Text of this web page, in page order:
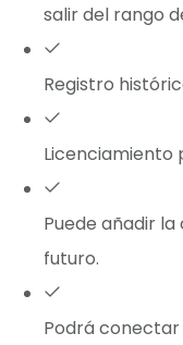
salir del rango
Registro
Licenciamiento
Puede añadir
futuro.
Podrá